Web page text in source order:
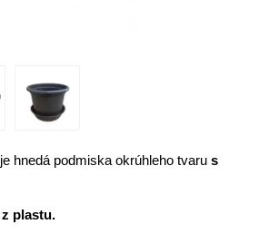
hnedá podmiska okrúhleho tvaru s
z plastu.